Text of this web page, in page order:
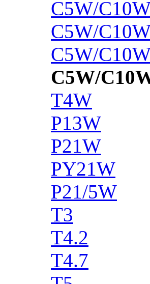
C5W/
C5W/
C5W/
C5W/
T4W
P13W
P21W
PY21W
P21/5W
T3
T4.2
T4.7